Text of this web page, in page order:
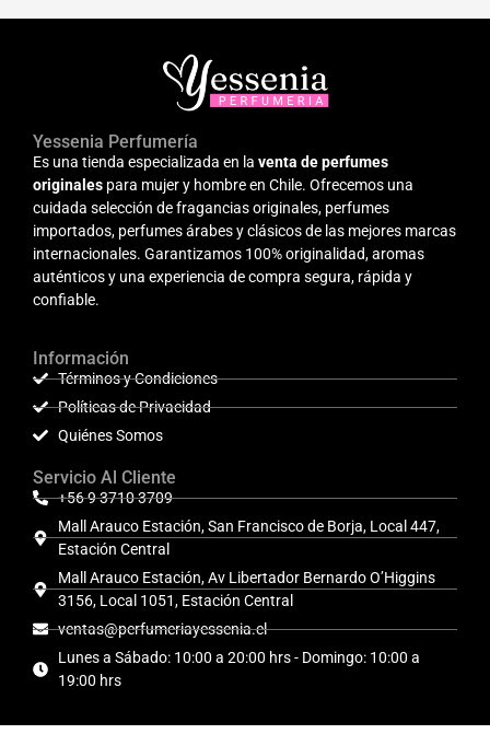
Yessenia Perfumería
Es una tienda especializada en la venta de perfumes
originales para mujer y hombre en Chile. Ofrecemos una
cuidada selección de fragancias originales, perfumes
importados, perfumes árabes y clásicos de las mejores marcas
internacionales. Garantizamos 100% originalidad, aromas
auténticos y una experiencia de compra segura, rápida y
confiable.
Información
Términos y Condiciones
Políticas de Privacidad
Quiénes Somos
Servicio Al Cliente
+56 9 3710 3709
Mall Arauco Estación, San Francisco de Borja, Local 447,
Estación Central
Mall Arauco Estación, Av Libertador Bernardo O’Higgins
3156, Local 1051, Estación Central
ventas@perfumeriayessenia.cl
Lunes a Sábado: 10:00 a 20:00 hrs - Domingo: 10:00 a
19:00 hrs